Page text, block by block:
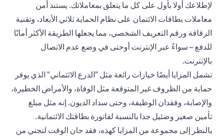
لإطلاعك أولا بأول على كل ما يتعلق بمعاملاتك. يستند أمن
معاملات بطاقات الائتمان على نظام الحماية ثلاثي الأبعاد، وتقنية
الرقاقة ورقم التعريف الشخصي، مما يجعلها الطريقة الأكثر أمانًا
للدفع – سواءً عبر الإنترنت أوحتى في وضع عدم الاتصال
بالإنترنت.
تشمل المزايا أيضًا خيارات رائعة مثل "الدرع الائتماني" الذي يوفر
حماية من الظروف غير المتوقعة مثل الوفاة، والأمراض الخطيرة،
والإصابة، وفقدان الوظيفة، وحتى سداد الديون. إنه مثل مبلغ
تأمين صغير وضئيل جدا بالنسبة لفاتورة بطاقتك الائتمانية.
بالنظر إلى مجموعة من المزايا كهذه، فقد حان الوقت لتجني من